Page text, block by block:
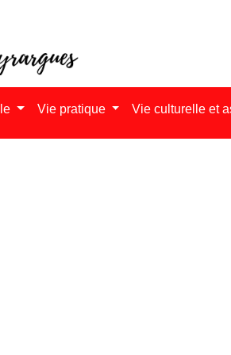
Vie pratique Vie culturelle et